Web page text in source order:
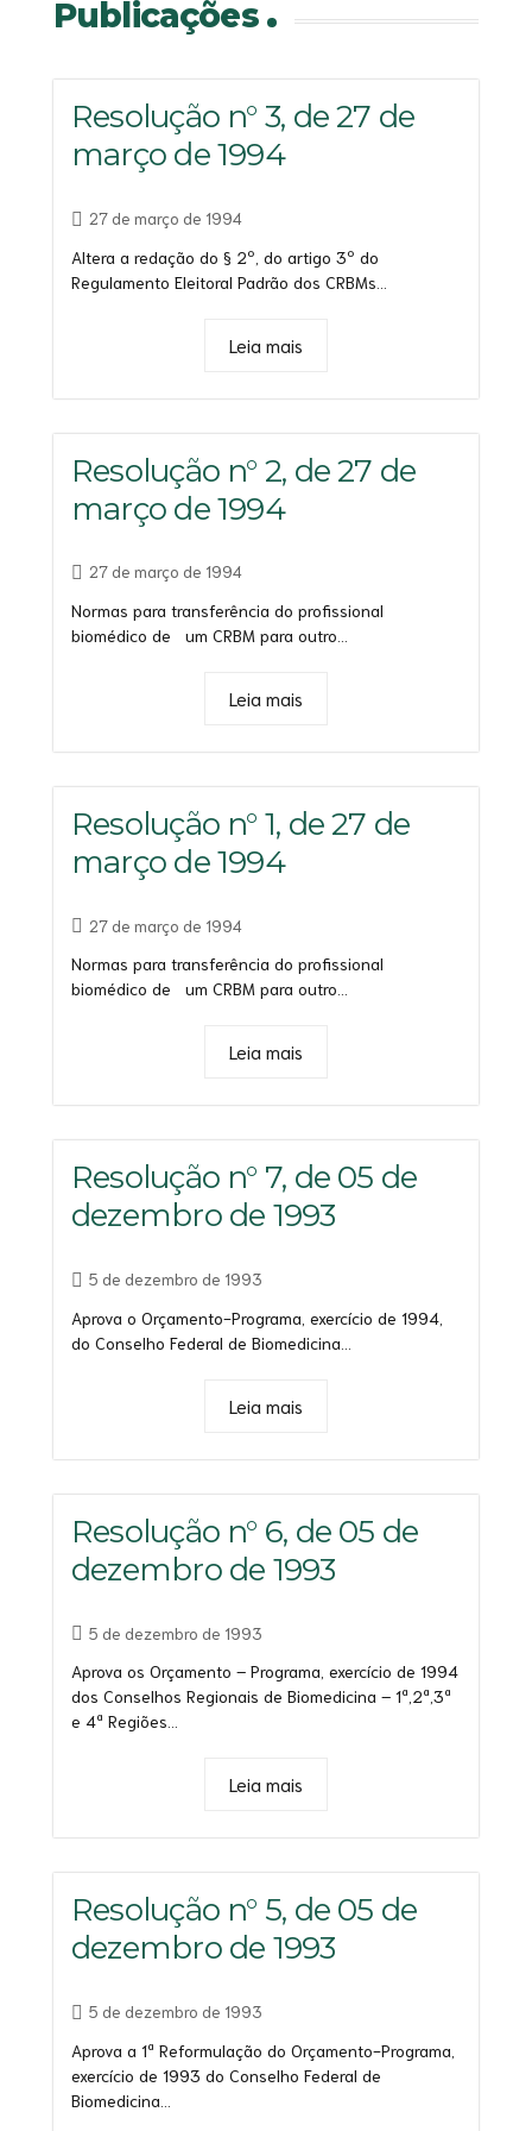
Publicações
Resolução n° 3, de 27 de
março de 1994
27 de março de 1994
Altera a redação do § 2º, do artigo 3º do
Regulamento Eleitoral Padrão dos CRBMs...
Leia mais
Resolução n° 2, de 27 de
março de 1994
27 de março de 1994
Normas para transferência do profissional
biomédico de um CRBM para outro...
Leia mais
Resolução n° 1, de 27 de
março de 1994
27 de março de 1994
Normas para transferência do profissional
biomédico de um CRBM para outro...
Leia mais
Resolução n° 7, de 05 de
dezembro de 1993
5 de dezembro de 1993
Aprova o Orçamento-Programa, exercício de 1994,
do Conselho Federal de Biomedicina...
Leia mais
Resolução n° 6, de 05 de
dezembro de 1993
5 de dezembro de 1993
Aprova os Orçamento – Programa, exercício de 1994
dos Conselhos Regionais de Biomedicina – 1ª,2ª,3ª
e 4ª Regiões...
Leia mais
Resolução n° 5, de 05 de
dezembro de 1993
5 de dezembro de 1993
Aprova a 1ª Reformulação do Orçamento-Programa,
exercício de 1993 do Conselho Federal de
Biomedicina...